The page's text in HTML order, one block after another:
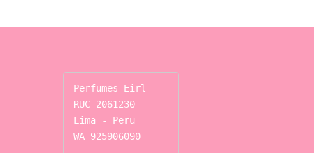
Perfumes Eirl
RUC 2061230
Lima - Peru
WA 925906090